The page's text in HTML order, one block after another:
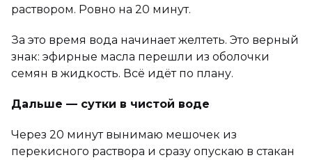
раствором. Ровно на 20 минут.
За это время вода начинает желтеть. Это верный
знак: эфирные масла перешли из оболочки
семян в жидкость. Всё идёт по плану.
Дальше — сутки в чистой воде
Через 20 минут вынимаю мешочек из
перекисного раствора и сразу опускаю в стакан